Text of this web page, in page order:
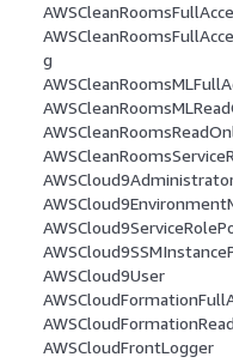
g
AWSCloud9User
AWSCloudFrontLogger